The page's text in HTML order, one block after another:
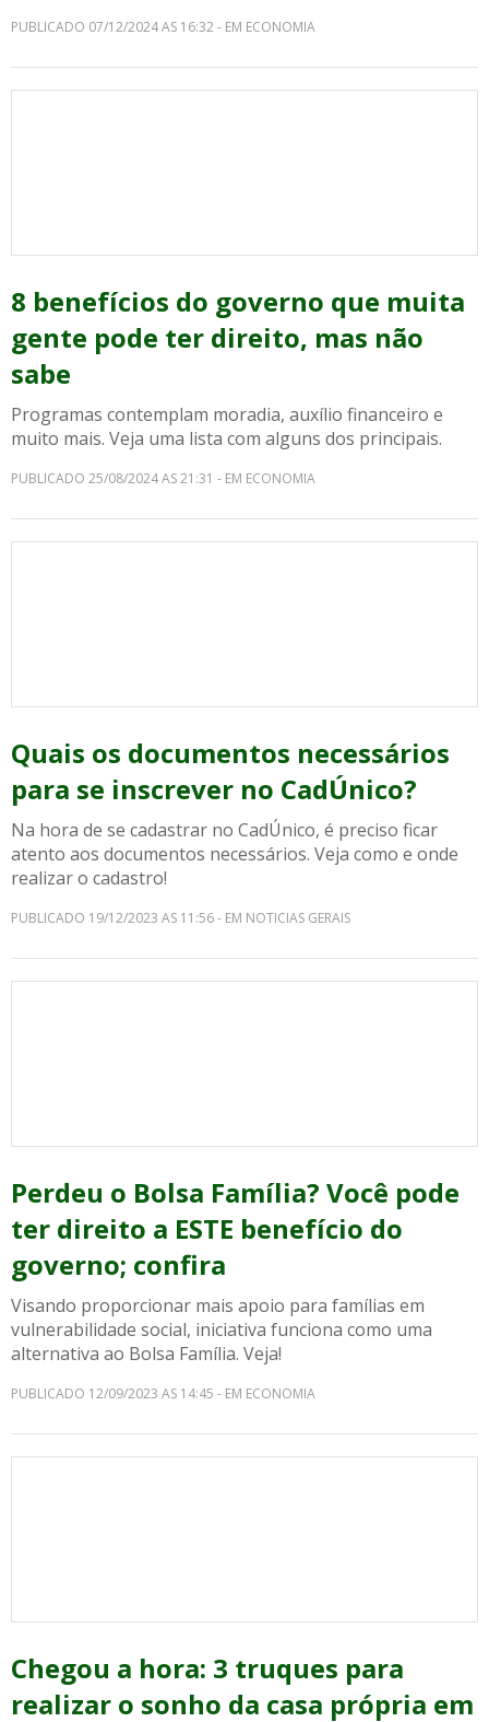
PUBLICADO 07/12/2024 AS 16:32 - EM ECONOMIA
8 benefícios do governo que muita
gente pode ter direito, mas não
sabe
Programas contemplam moradia, auxílio financeiro e
muito mais. Veja uma lista com alguns dos principais.
PUBLICADO 25/08/2024 AS 21:31 - EM ECONOMIA
Quais os documentos necessários
para se inscrever no CadÚnico?
Na hora de se cadastrar no CadÚnico, é preciso ficar
atento aos documentos necessários. Veja como e onde
realizar o cadastro!
PUBLICADO 19/12/2023 AS 11:56 - EM NOTICIAS GERAIS
Perdeu o Bolsa Família? Você pode
ter direito a ESTE benefício do
governo; confira
Visando proporcionar mais apoio para famílias em
vulnerabilidade social, iniciativa funciona como uma
alternativa ao Bolsa Família. Veja!
PUBLICADO 12/09/2023 AS 14:45 - EM ECONOMIA
Chegou a hora: 3 truques para
realizar o sonho da casa própria em